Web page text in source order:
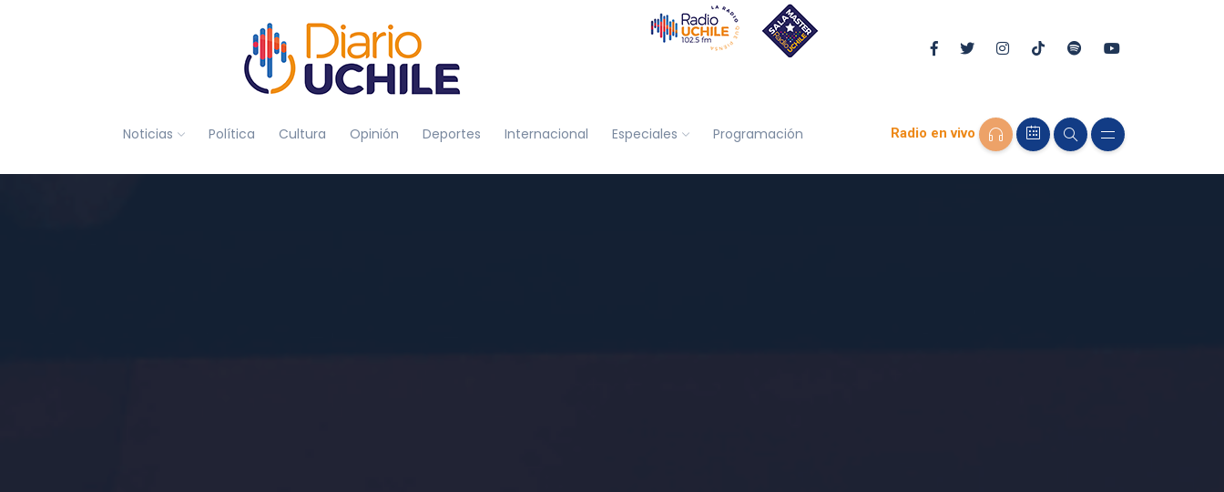
Noticias Política Cultura Opinión Deportes Internacional Especiales Programación Radio en vivo